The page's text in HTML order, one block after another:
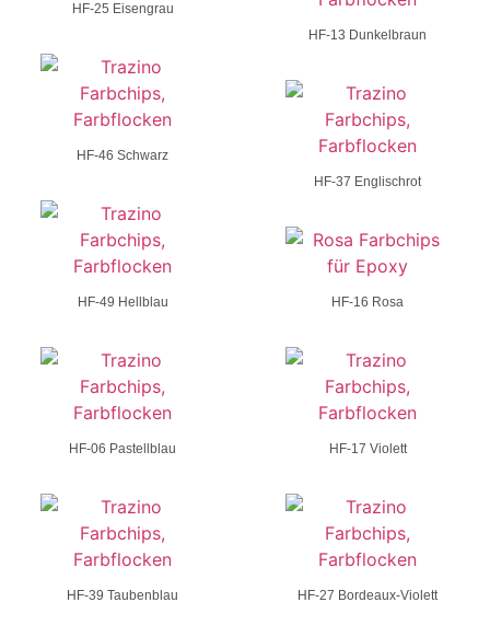
HF-25 Eisengrau
HF-46 Schwarz
HF-49 Hellblau
HF-06 Pastellblau
HF-39 Taubenblau
HF-13 Dunkelbraun
HF-37 Englischrot
HF-16 Rosa
HF-17 Violett
HF-27 Bordeaux-Violett